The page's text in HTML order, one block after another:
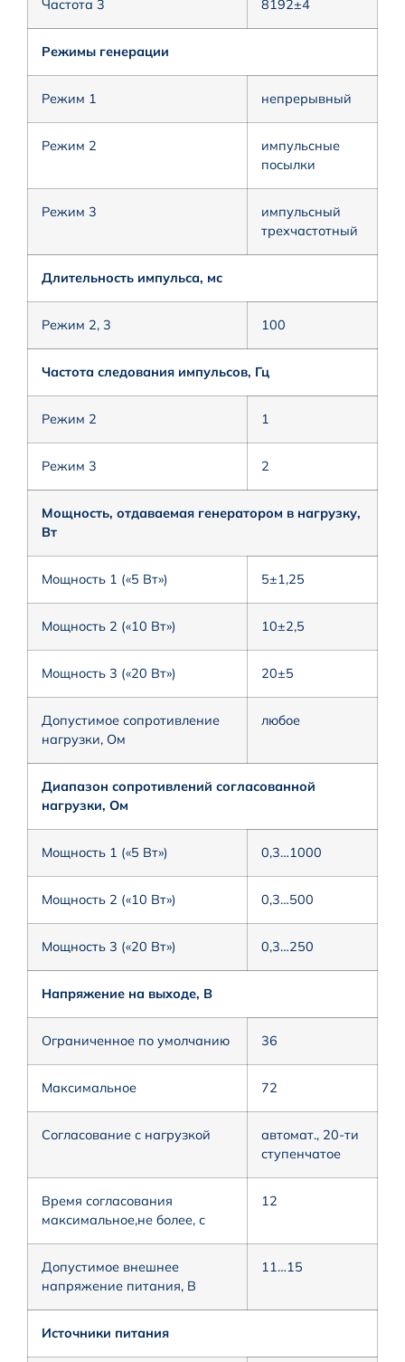
Частота 3 8192±4
Режимы генерации
Режим 1 непрерывный
Режим 2
импульсные
посылки
Режим 3
импульсный
трехчастотный
Длительность импульса, мс
Режим 2, 3 100
Частота следования импульсов, Гц
Режим 2 1
Режим 3 2
Мощность, отдаваемая генератором в нагрузку,
Вт
Мощность 1 («5 Вт») 5±1,25
Мощность 2 («10 Вт») 10±2,5
Мощность 3 («20 Вт») 20±5
Допустимое сопротивление
нагрузки, Ом
любое
Диапазон сопротивлений согласованной
нагрузки, Ом
Мощность 1 («5 Вт») 0,3…1000
Мощность 2 («10 Вт») 0,3…500
Мощность 3 («20 Вт») 0,3…250
Напряжение на выходе, В
Ограниченное по умолчанию 36
Максимальное 72
Согласование с нагрузкой
автомат., 20-ти
ступенчатое
Время согласования
максимальное,не более, с
12
Допустимое внешнее
напряжение питания, В
11…15
Источники питания